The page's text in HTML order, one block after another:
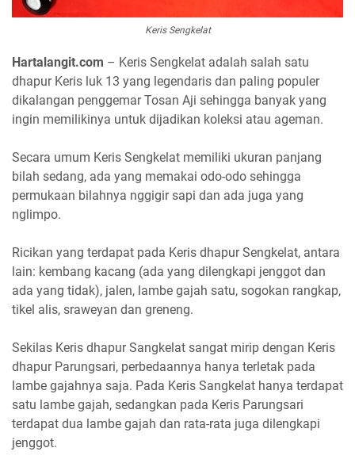
Keris Sengkelat
Hartalangit.com – Keris Sengkelat adalah salah satu
dhapur Keris luk 13 yang legendaris dan paling populer
dikalangan penggemar Tosan Aji sehingga banyak yang
ingin memilikinya untuk dijadikan koleksi atau ageman.
Secara umum Keris Sengkelat memiliki ukuran panjang
bilah sedang, ada yang memakai odo-odo sehingga
permukaan bilahnya nggigir sapi dan ada juga yang
nglimpo.
Ricikan yang terdapat pada Keris dhapur Sengkelat, antara
lain: kembang kacang (ada yang dilengkapi jenggot dan
ada yang tidak), jalen, lambe gajah satu, sogokan rangkap,
tikel alis, sraweyan dan greneng.
Sekilas Keris dhapur Sangkelat sangat mirip dengan Keris
dhapur Parungsari, perbedaannya hanya terletak pada
lambe gajahnya saja. Pada Keris Sangkelat hanya terdapat
satu lambe gajah, sedangkan pada Keris Parungsari
terdapat dua lambe gajah dan rata-rata juga dilengkapi
jenggot.